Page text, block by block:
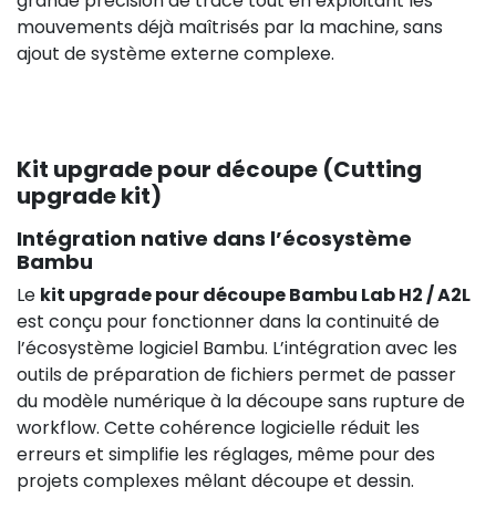
mouvements déjà maîtrisés par la machine, sans
ajout de système externe complexe.
Kit upgrade pour découpe (Cutting
upgrade kit)
Intégration native dans l’écosystème
Bambu
Le kit upgrade pour découpe Bambu Lab H2 / A2L
est conçu pour fonctionner dans la continuité de
l’écosystème logiciel Bambu. L’intégration avec les
outils de préparation de fichiers permet de passer
du modèle numérique à la découpe sans rupture de
workflow. Cette cohérence logicielle réduit les
erreurs et simplifie les réglages, même pour des
projets complexes mêlant découpe et dessin.